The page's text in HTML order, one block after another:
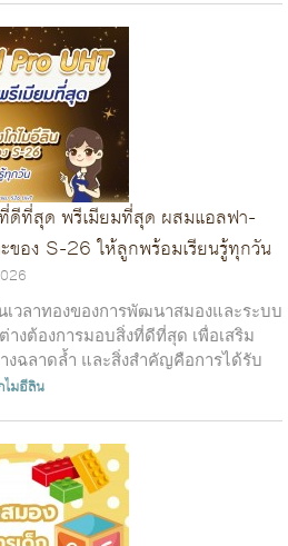
ที่สุด พรีเมียมที่สุด ผสมแอลฟา-
ของ S-26 ให้ลูกพร้อมเรียนรู้ทุกวัน
วลาทองของการพัฒนาสมองและระบบ
ต้องการมอบสิ่งที่ดีที่สุด เพื่อเสริม
งฉลาดล้ำ และสิ่งสำคัญคือการได้รับ
ไมอีลิน